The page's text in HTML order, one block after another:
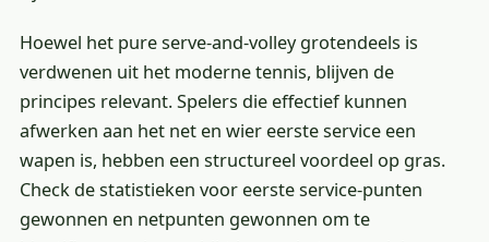
Hoewel het pure serve-and-volley grotendeels is
verdwenen uit het moderne tennis, blijven de
principes relevant. Spelers die effectief kunnen
afwerken aan het net en wier eerste service een
wapen is, hebben een structureel voordeel op gras.
Check de statistieken voor eerste service-punten
gewonnen en netpunten gewonnen om te